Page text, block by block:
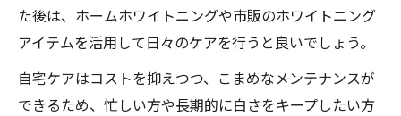
た後は、ホームホワイトニングや市販のホワイトニング
アイテムを活用して日々のケアを行うと良いでしょう。
自宅ケアはコストを抑えつつ、こまめなメンテナンスが
できるため、忙しい方や長期的に白さをキープしたい方